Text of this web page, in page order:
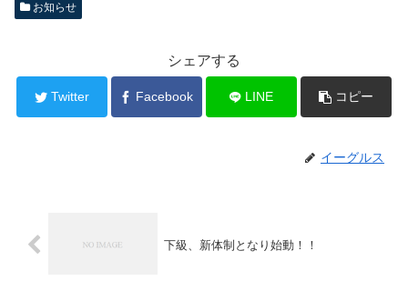
お知らせ
シェアする
Twitter Facebook LINE コピー
イーグルス
下級、新体制となり始動！！